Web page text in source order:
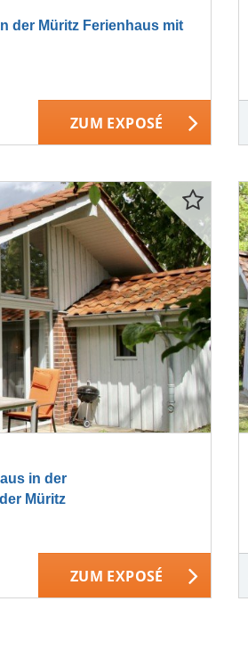
der Müritz Ferienhaus mit
ZUM EXPOSÉ
in der
Müritz
ZUM EXPOSÉ